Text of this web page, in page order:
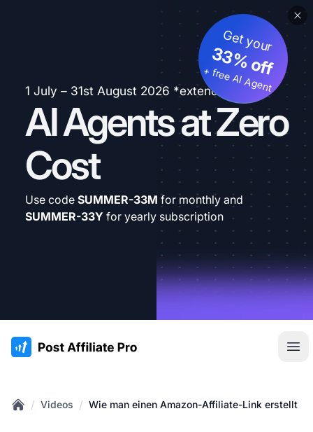
1 July – 31st August 2026 *extended
AI Agents at Zero
Cost
Get your
33% off
+ free AI Agent
Use code SUMMER-33M for monthly and
SUMMER-33Y for yearly subscription
:site.title
/ Videos / Wie man einen Amazon-Affiliate-Link erstellt